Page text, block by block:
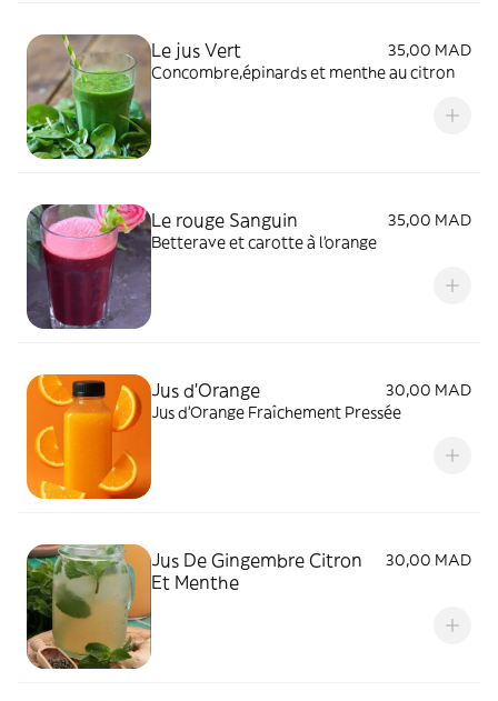
Le jus Vert
35,00 MAD
Concombre,épinards et menthe au citron
Le rouge Sanguin
35,00 MAD
Betterave et carotte à l'orange
Jus d'Orange
30,00 MAD
Jus d’Orange Fraîchement Pressée
Jus De Gingembre Citron
Et Menthe
30,00 MAD